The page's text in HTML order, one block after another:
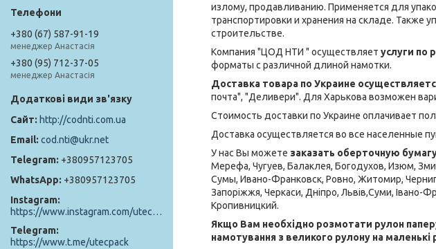
излому, продавливанию. Применяется для
транспортировки и хранения на складе. Также
строительстве.
Компания "ЦОД НТИ " осуществляет услуги по
форматы с различной длиной намотки.
Доставка товара по Украине
почта", "Деливери". Для Харькова возможен
Стоимость доставки по Украине оплачивает
Доставка осуществляется во все населенные
У нас Вы можете заказать оберточную
Мерефа, Чугуев, Балаклея, Богодухов, Изюм,
Сумы, Ивано-Франковск, Ровно, Житомир,
Запоріжжя, Черкаси, Дніпро, Львів,Суми, Івано-
Кропивницкий.
Якщо Вам необхідно розмотати рулон
намотування з великого рулону на
+380 (67) 587-91-19
менеджер Анастасія
+380 (95) 712-37-05
менеджер Анастасія
http://codnti.com.ua
cod.nti@ukr.net
+380957123705
+380957123705
Instagram
https://www.instagram.com/utec_pack/
Telegram
https://www.t.me/utecpack